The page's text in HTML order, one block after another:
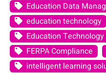
Education Data
education technology
Education
FERPA Compliance
intelligent learning